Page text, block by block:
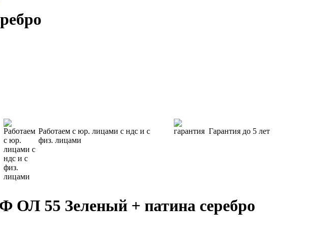
Работаем с юр. лицами с ндс и с
физ. лицами
Гарантия до 5 лет
ОЛ 55 Зеленый + патина серебро